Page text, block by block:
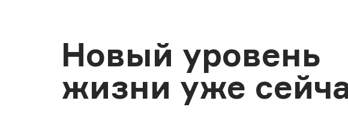
Новый уровень
жизни уже